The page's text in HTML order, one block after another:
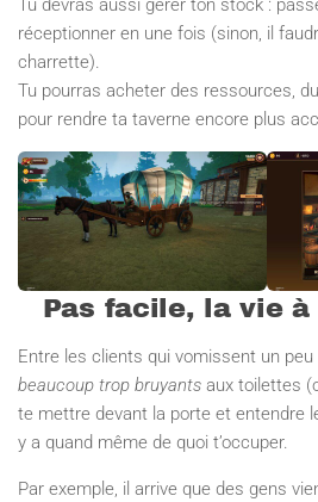
Tu devras aussi gérer ton stock :
réceptionner en une fois (sinon, il
charrette).
Tu pourras acheter des ressources,
pour rendre ta taverne encore plus
Pas facile, la vie
Entre les clients qui vomissent un
beaucoup trop bruyants aux toilettes
te mettre devant la porte et entendre
y a quand même de quoi t’occuper.
Par exemple, il arrive que des gens